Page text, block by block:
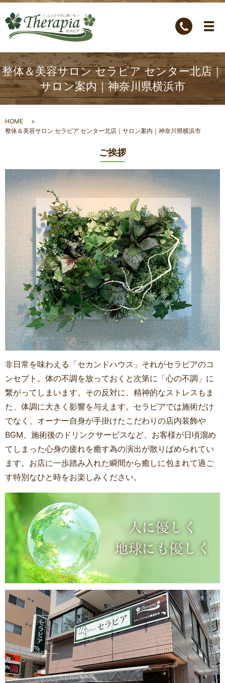
整体＆美容サロン セラピア センター北店｜
サロン案内｜神奈川県横浜市
HOME
整体＆美容サロン セラピア センター北店｜サロン案内｜神奈川県横浜市
ご挨拶
非日常を味わえる「セカンドハウス」それがセラピアのコ
ンセプト。体の不調を放っておくと次第に「心の不調」に
繋がってしまいます。その反対に、精神的なストレスもま
た、体調に大きく影響を与えます。セラピアでは施術だけ
でなく、オーナー自身が手掛けたこだわりの店内装飾や
BGM、施術後のドリンクサービスなど、お客様が日頃溜め
てしまった心身の疲れを癒す為の演出が散りばめられてい
ます。お店に一歩踏み入れた瞬間から癒しに包まれて過ご
す特別なひと時をお楽しみください。